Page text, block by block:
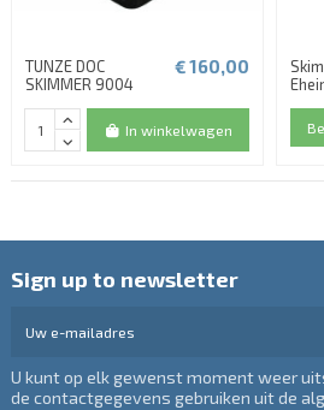
TUNZE DOC
SKIMMER 9004
€ 160,00
In winkelwagen
Sign up to newsletter
U kunt op elk gewenst moment weer
de contactgegevens gebruiken uit de